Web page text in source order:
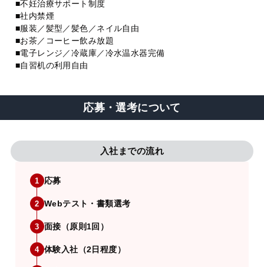
■不妊治療サポート制度
■社内禁煙
■服装／髪型／髪色／ネイル自由
■お茶／コーヒー飲み放題
■電子レンジ／冷蔵庫／冷水温水器完備
■自習机の利用自由
応募・選考について
入社までの流れ
1 応募
2 Webテスト・書類選考
3 面接（原則1回）
4 体験入社（2日程度）